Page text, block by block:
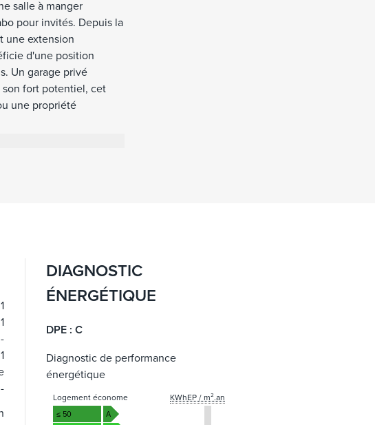
salle à manger
pour invités. Depuis la
une extension
d'une position
Un garage privé
son fort potentiel, cet
une propriété
1
1
-
1
-
DIAGNOSTIC
ÉNERGÉTIQUE
DPE : C
Diagnostic de performance
énergétique
Logement économe KWhEP / m².an
≤ 50
A